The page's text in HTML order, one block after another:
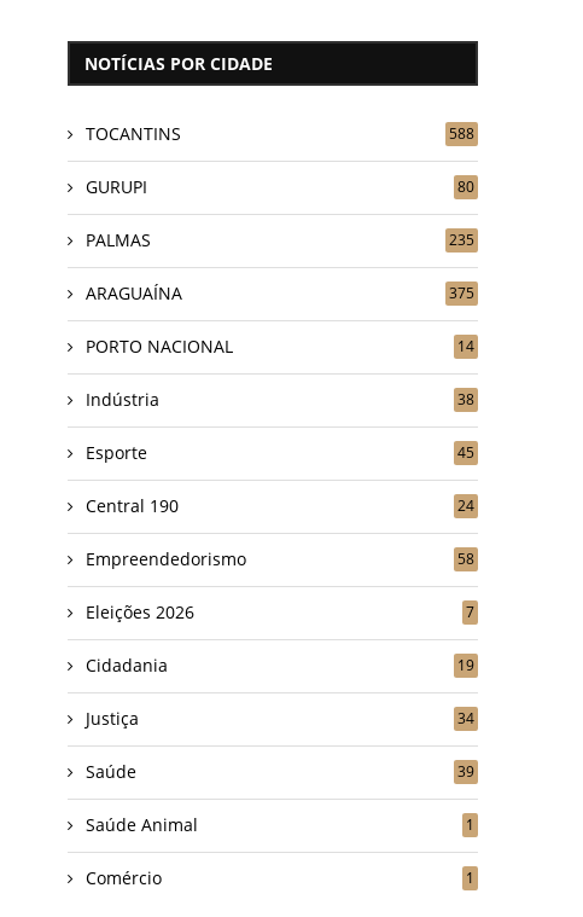
NOTÍCIAS POR CIDADE
TOCANTINS 588
GURUPI 80
PALMAS 235
ARAGUAÍNA 375
PORTO NACIONAL 14
Indústria 38
Esporte 45
Central 190 24
Empreendedorismo 58
Eleições 2026 7
Cidadania 19
Justiça 34
Saúde 39
Saúde Animal 1
Comércio 1